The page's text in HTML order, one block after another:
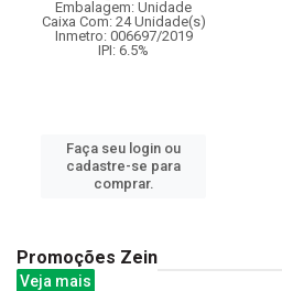
Embalagem: Unidade
Caixa Com: 24 Unidade(s)
Inmetro: 006697/2019
IPI: 6.5%
Faça seu login ou
cadastre-se para
comprar.
Promoções Zein
Veja mais